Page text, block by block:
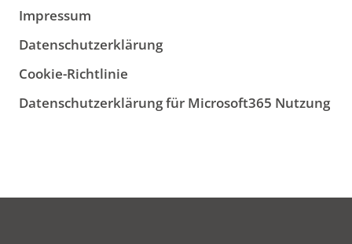
Impressum
Datenschutzerklärung
Cookie-Richtlinie
Datenschutzerklärung für Microsoft365 Nutzung